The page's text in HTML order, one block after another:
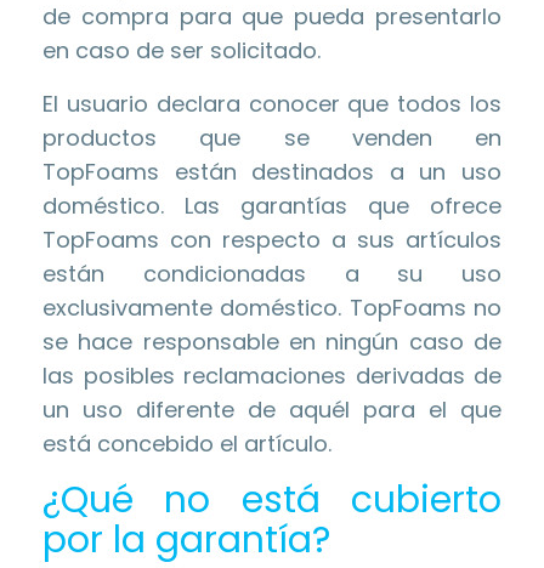
de compra para que pueda presentarlo
en caso de ser solicitado.
El usuario declara conocer que todos los
productos que se venden en
TopFoams están destinados a un uso
doméstico. Las garantías que ofrece
TopFoams con respecto a sus artículos
están condicionadas a su uso
exclusivamente doméstico. TopFoams no
se hace responsable en ningún caso de
las posibles reclamaciones derivadas de
un uso diferente de aquél para el que
está concebido el artículo.
¿Qué no está cubierto
por la garantía?